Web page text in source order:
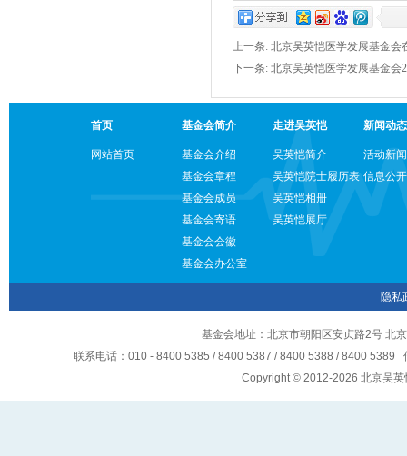
上一条: 北京吴英恺医学发展基金会
下一条: 北京吴英恺医学发展基金会
首页 基金会简介 走进吴英恺 新闻动态
网站首页
基金会介绍
基金会章程
基金会成员
基金会寄语
基金会会徽
基金会办公室
吴英恺简介
吴英恺院士履历表
吴英恺相册
吴英恺展厅
活动新闻
信息公开
隐私
基金会地址：北京市朝阳区安贞路2号 北
联系电话：010 - 8400 5385 / 8400 5387 / 8400 5388 / 8400
Copyright © 2012-2026 北京吴